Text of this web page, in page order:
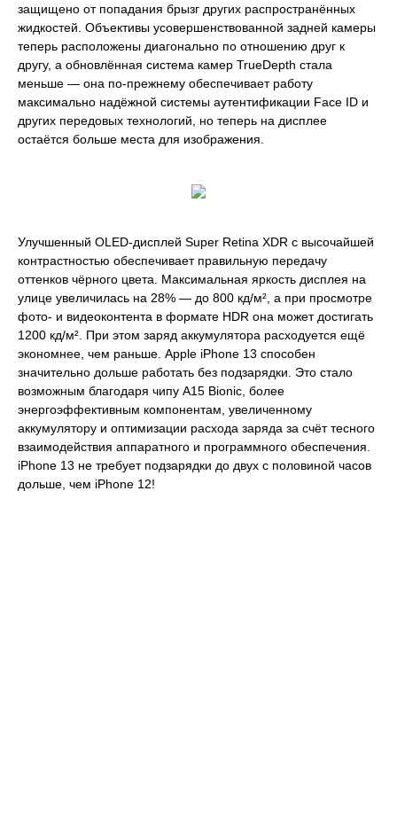
защищено от попадания брызг других распространённых
жидкостей. Объективы усовершенствованной задней камеры
теперь расположены диагонально по отношению друг к
другу, а обновлённая система камер TrueDepth стала
меньше — она по‑прежнему обеспечивает работу
максимально надёжной системы аутентификации Face ID и
других передовых технологий, но теперь на дисплее
остаётся больше места для изображения.
Улучшенный OLED‑дисплей Super Retina XDR с высочайшей
контрастностью обеспечивает правильную передачу
оттенков чёрного цвета. Максимальная яркость дисплея на
улице увеличилась на 28% — до 800 кд/м², а при просмотре
фото- и видеоконтента в формате HDR она может достигать
1200 кд/м². При этом заряд аккумулятора расходуется ещё
экономнее, чем раньше. Apple iPhone 13 способен
значительно дольше работать без подзарядки. Это стало
возможным благодаря чипу A15 Bionic, более
энергоэффективным компонентам, увеличенному
аккумулятору и оптимизации расхода заряда за счёт тесного
взаимодействия аппаратного и программного обеспечения.
iPhone 13 не требует подзарядки до двух с половиной часов
дольше, чем iPhone 12!